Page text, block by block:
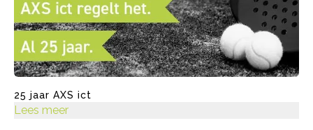
25 jaar AXS ict
Lees meer